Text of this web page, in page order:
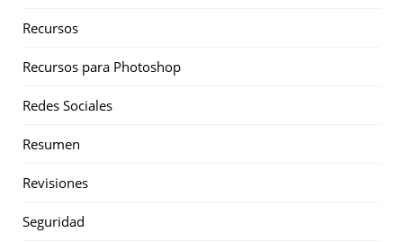
Recursos
Recursos para Photoshop
Redes Sociales
Resumen
Revisiones
Seguridad